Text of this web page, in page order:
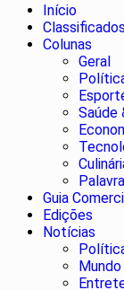
Início
Classificados
Colunas
Geral
Saúde
Guia
Edições
Notícias
Mundo